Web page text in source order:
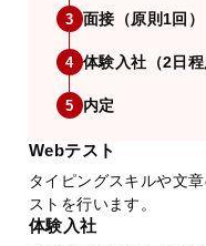
3 面接（原則1回）
4 体験入社（2日程
5 内定
Webテスト
タイピングスキルや文
ストを行います。
体験入社